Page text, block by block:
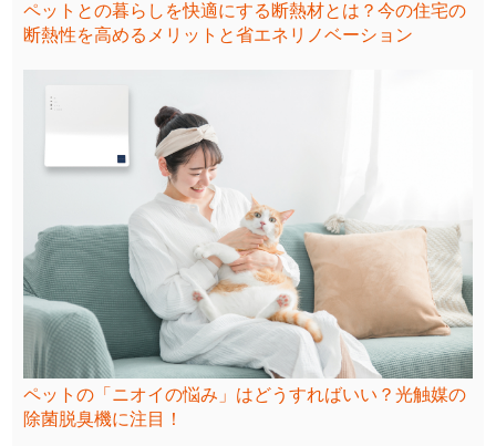
ペットとの暮らしを快適にする断熱材とは？今の住宅の
断熱性を高めるメリットと省エネリノベーション
ペットの「ニオイの悩み」はどうすればいい？光触媒の
除菌脱臭機に注目！